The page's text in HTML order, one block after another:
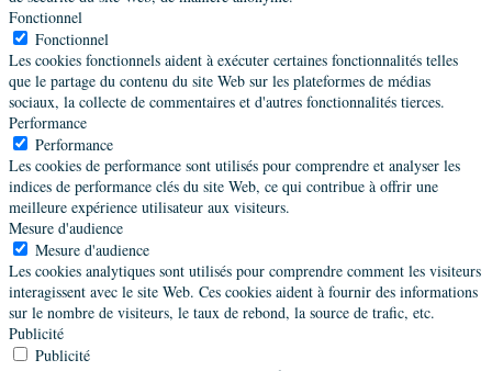
Fonctionnel
Fonctionnel
Les cookies fonctionnels aident à exécuter certaines fonctionnalités telles
que le partage du contenu du site Web sur les plateformes de médias
sociaux, la collecte de commentaires et d'autres fonctionnalités tierces.
Performance
Performance
Les cookies de performance sont utilisés pour comprendre et analyser les
indices de performance clés du site Web, ce qui contribue à offrir une
meilleure expérience utilisateur aux visiteurs.
Mesure d'audience
Mesure d'audience
Les cookies analytiques sont utilisés pour comprendre comment les visiteurs
interagissent avec le site Web. Ces cookies aident à fournir des informations
sur le nombre de visiteurs, le taux de rebond, la source de trafic, etc.
Publicité
Publicité